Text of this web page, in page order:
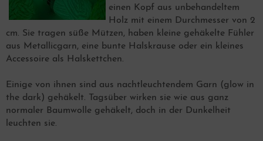
einen Kopf aus unbehandeltem
Holz mit einem Durchmesser von 2
cm. Sie tragen süße Mützen, haben kleine gehäkelte Fühler
aus Metallicgarn, eine bunte Halskrause oder ein kleines
Accessoire als Halskettchen.
Einige von ihnen sind aus nachtleuchtendem Garn (glow in
the dark) gehäkelt. Tagsüber wirken sie wie aus ganz
normaler Baumwolle gehäkelt, doch in der Dunkelheit
leuchten sie.